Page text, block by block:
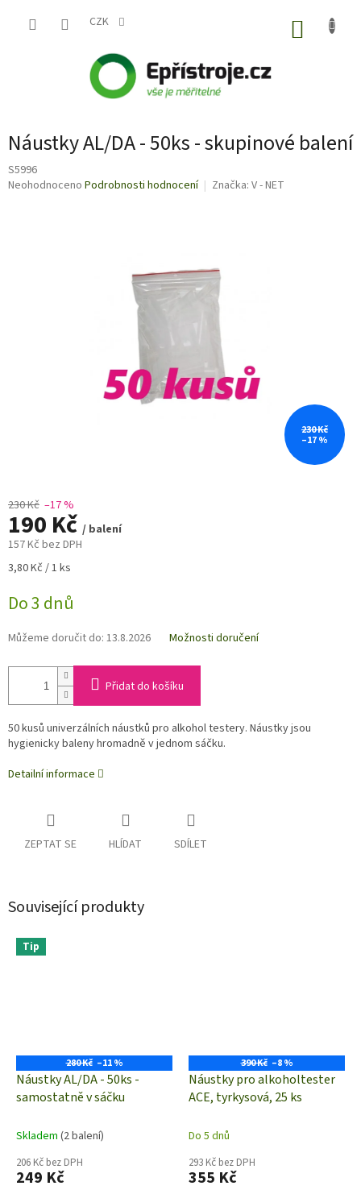
CZK
Náustky AL/DA - 50ks - skupinové balení
S5996
Průměrné
Neohodnoceno Podrobnosti hodnocení Značka: V - NET
230 Kč
–17 %
230 Kč –17 %
190 Kč / balení
157 Kč bez DPH
Měrná
3,80 Kč / 1 ks
Do 3 dnů
Můžeme doručit do: 13.8.2026 Možnosti doručení
Přidat do košíku
50 kusů univerzálních náustků pro alkohol testery. Náustky jsou
hygienicky baleny hromadně v jednom sáčku.
Detailní informace
ZEPTAT SE HLÍDAT SDÍLET
Související produkty
Tip
280 Kč –11 %
Náustky AL/DA - 50ks -
samostatně v sáčku
Skladem (2 balení)
206 Kč bez DPH
249 Kč
390 Kč –8 %
Náustky pro alkoholtester
ACE, tyrkysová, 25 ks
Do 5 dnů
293 Kč bez DPH
355 Kč